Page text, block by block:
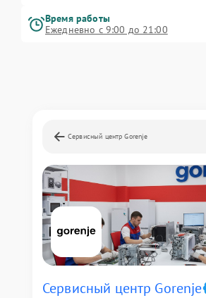
Время работы
Ежедневно с 9:00 до 21:00
Сервисный центр Gorenje
Сервисный центр Gorenje